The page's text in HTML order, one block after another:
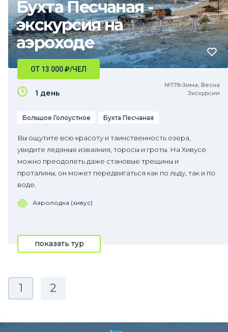
Бухта Песчаная -
экскурсия на
аэроходе
№178•Зима, Весна
Экскурсии
ОТ 13 000₽/ЧЕЛ
1 день
Большое Голоустное Бухта Песчаная
Вы ощутите всю красоту и таинственность озера,
увидите ледяные изваяния, торосы и гроты. На Хивусе
можно преодолеть даже становые трещины и
проталины, он может передвигаться как по льду, так и по
воде.
Аэролодка (хивус)
показать тур
1 2